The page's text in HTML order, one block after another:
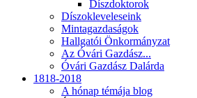
Díszdoktorok
Díszokleveleseink
Mintagazdaságok
Hallgatói Önkormányzat
Az Óvári Gazdász...
Óvári Gazdász Dalárda
1818-2018
A hónap témája blog